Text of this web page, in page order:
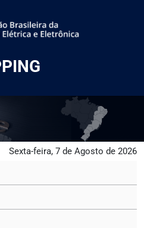
Sexta-feira, 7 de Agosto de 2026